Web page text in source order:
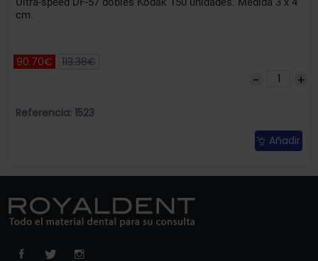
cm.
90.70€ 113.38€
Referencia: 1523
Añadir